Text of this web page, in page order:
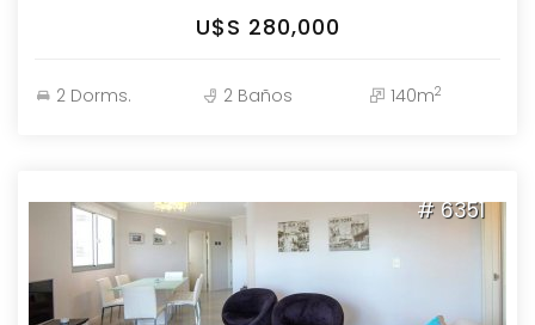
comedor. Coordine una visita con nuestros
asesores en Parolin & Asociados Propiedades.
U$S 280,000
2 Dorms. 2 Baños 140m2
# 6351